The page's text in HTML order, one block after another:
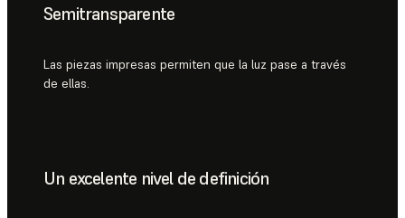
Semitransparente
Las piezas impresas permiten que la luz pase a través
de ellas.
Un excelente nivel de definición